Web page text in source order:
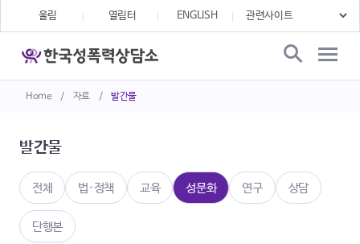
Home / 자료 / 발간물
울림 열림터 ENGLISH
발간물
전체 법·정책 교육 성문화 연구 상담
단행본